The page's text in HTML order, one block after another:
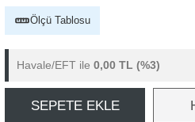
Ölçü Tablosu
Havale/EFT ile 0,00 TL (%3)
SEPETE EKLE